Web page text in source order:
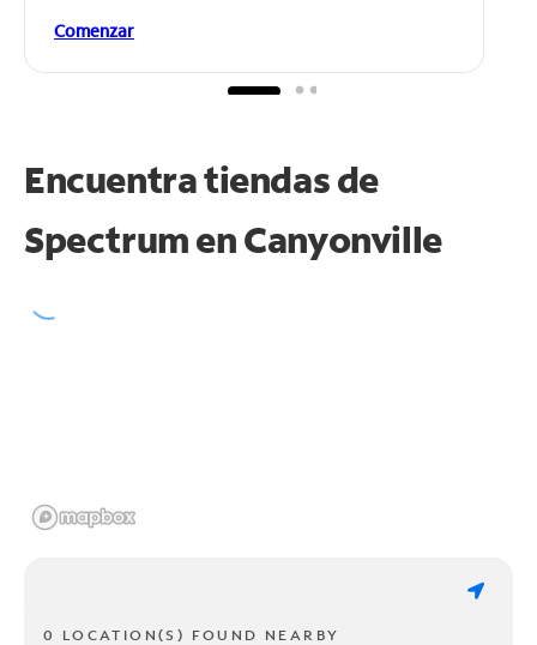
Comenzar
Encuentra tiendas de
Spectrum enCanyonville
0 LOCATION(S) FOUND NEARBY